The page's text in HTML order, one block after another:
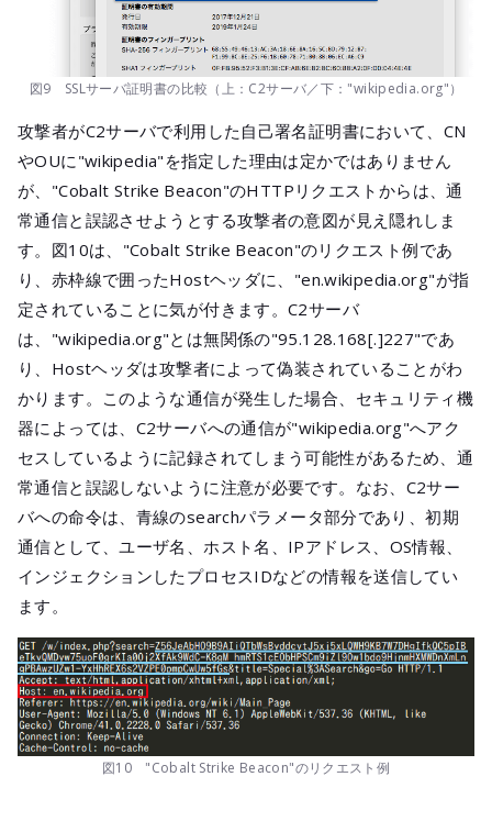
図9 SSLサーバ証明書の比較（上：C2サーバ／下："wikipedia.org"）
攻撃者がC2サーバで利用した自己署名証明書において、CN
やOUに"wikipedia"を指定した理由は定かではありません
が、"Cobalt Strike Beacon"のHTTPリクエストからは、通
常通信と誤認させようとする攻撃者の意図が見え隠れしま
す。図10は、"Cobalt Strike Beacon"のリクエスト例であ
り、赤枠線で囲ったHostヘッダに、"en.wikipedia.org"が指
定されていることに気が付きます。C2サーバ
は、"wikipedia.org"とは無関係の"95.128.168[.]227"であ
り、Hostヘッダは攻撃者によって偽装されていることがわ
かります。このような通信が発生した場合、セキュリティ機
器によっては、C2サーバへの通信が"wikipedia.org"へアク
セスしているように記録されてしまう可能性があるため、通
常通信と誤認しないように注意が必要です。なお、C2サー
バへの命令は、青線のsearchパラメータ部分であり、初期
通信として、ユーザ名、ホスト名、IPアドレス、OS情報、
インジェクションしたプロセスIDなどの情報を送信してい
ます。
図10 "Cobalt Strike Beacon"のリクエスト例